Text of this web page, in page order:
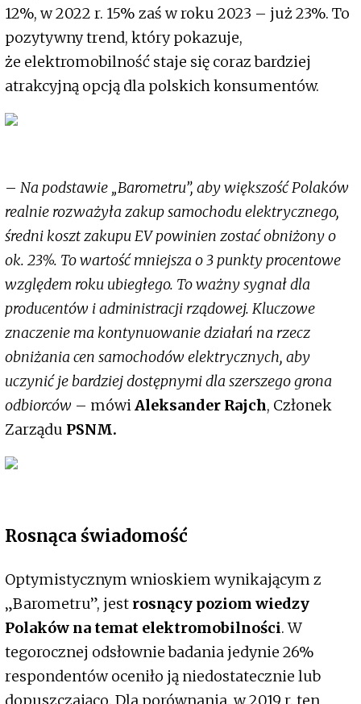
12%, w 2022 r. 15% zaś w roku 2023 – już 23%. To
pozytywny trend, który pokazuje,
że elektromobilność staje się coraz bardziej
atrakcyjną opcją dla polskich konsumentów.
– Na podstawie „Barometru”, aby większość Polaków
realnie rozważyła zakup samochodu elektrycznego,
średni koszt zakupu EV powinien zostać obniżony o
ok. 23%. To wartość mniejsza o 3 punkty procentowe
względem roku ubiegłego. To ważny sygnał dla
producentów i administracji rządowej. Kluczowe
znaczenie ma kontynuowanie działań na rzecz
obniżania cen samochodów elektrycznych, aby
uczynić je bardziej dostępnymi dla szerszego grona
odbiorców – mówiAleksander Rajch, Członek
Zarządu PSNM.
Rosnąca świadomość
Optymistycznym wnioskiem wynikającym z
„Barometru”, jest rosnący poziom wiedzy
Polaków na temat elektromobilności. W
tegorocznej odsłownie badania jedynie 26%
respondentów oceniło ją niedostatecznie lub